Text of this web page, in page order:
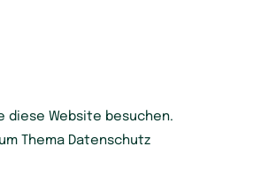
diese Website besuchen.
Thema Datenschutz